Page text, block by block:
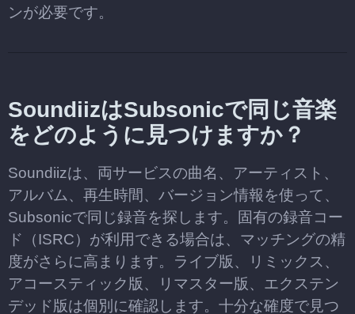
ンが必要です。
SoundiizはSubsonicで同じ音楽
をどのように見つけますか？
Soundiizは、両サービスの曲名、アーティスト、
アルバム、再生時間、バージョン情報を使って、
Subsonicで同じ録音を探します。固有の録音コー
ド（ISRC）が利用できる場合は、マッチングの精
度がさらに高まります。ライブ版、リミックス、
アコースティック版、リマスター版、エクステン
デッド版は個別に確認します。十分な確度で見つ